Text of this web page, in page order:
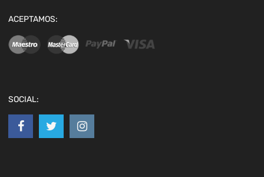
ACEPTAMOS:
SOCIAL: